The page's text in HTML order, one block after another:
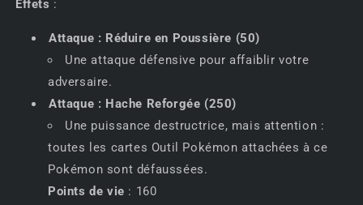
Effets :
Attaque : Réduire en Poussière (50)
Une attaque défensive pour affaiblir votre
adversaire.
Attaque : Hache Reforgée (250)
Une puissance destructrice, mais attention :
toutes les cartes Outil Pokémon attachées à ce
Pokémon sont défaussées.
Points de vie : 160